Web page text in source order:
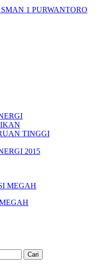
1 PURWANTORO
TINGGI
2015